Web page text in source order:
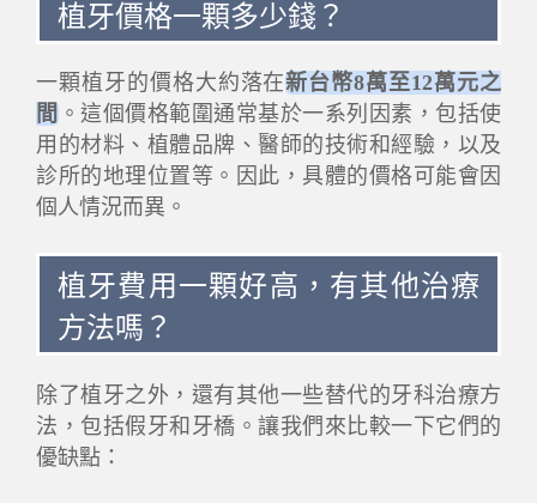
植牙價格一顆多少錢？
一顆植牙的價格大約落在新台幣8萬至12萬元之
間 。這個價格範圍通常基於一系列因素，包括使
用的材料、植體品牌、醫師的技術和經驗，以及
診所的地理位置等。因此，具體的價格可能會因
個人情況而異。
植牙費用一顆好高，有其他治療
方法嗎？
除了植牙之外，還有其他一些替代的牙科治療方
法，包括假牙和牙橋。讓我們來比較一下它們的
優缺點：